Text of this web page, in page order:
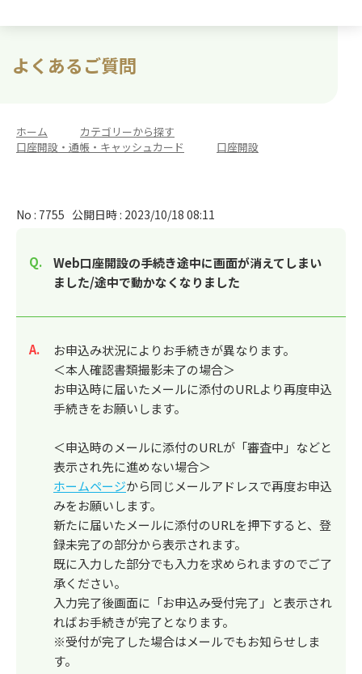
よくあるご質問
ホーム カテゴリーから探す
口座開設・通帳・キャッシュカード
口座開設
No : 7755 公開日時 : 2023/10/18 08:11
Web口座開設の手続き途中に画面が消えてしまい
ました/途中で動かなくなりました
回答
お申込み状況によりお手続きが異なります。
＜本人確認書類撮影未了の場合＞
お申込時に届いたメールに添付のURLより再度申込
手続きをお願いします。
＜申込時のメールに添付のURLが「審査中」などと
表示され先に進めない場合＞
ホームページから同じメールアドレスで再度お申込
みをお願いします。
新たに届いたメールに添付のURLを押下すると、登
録未完了の部分から表示されます。
既に入力した部分でも入力を求められますのでご了
承ください。
入力完了後画面に「お申込み受付完了」と表示され
ればお手続きが完了となります。
※受付が完了した場合はメールでもお知らせしま
す。